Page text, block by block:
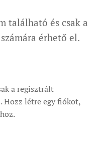
található és csak a
érhető el.
a regisztrált
Hozz létre egy fiókot,